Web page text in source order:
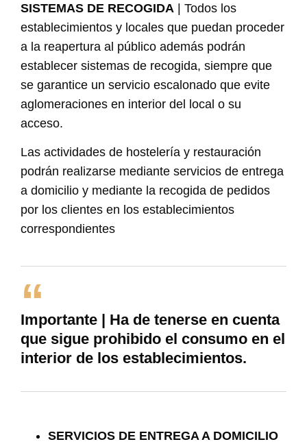
SISTEMAS DE RECOGIDA | Todos los
establecimientos y locales que puedan proceder
a la reapertura al público además podrán
establecer sistemas de recogida, siempre que
se garantice un servicio escalonado que evite
aglomeraciones en interior del local o su
acceso.
Las actividades de hostelería y restauración
podrán realizarse mediante servicios de entrega
a domicilio y mediante la recogida de pedidos
por los clientes en los establecimientos
correspondientes
Importante | Ha de tenerse en cuenta
que sigue prohibido el consumo en el
interior de los establecimientos.
SERVICIOS DE ENTREGA A DOMICILIO